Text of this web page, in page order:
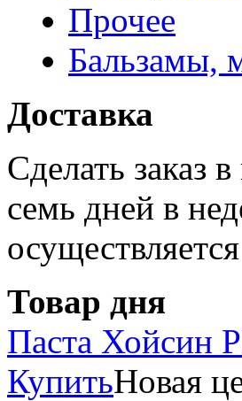
Прочее
Бальзамы,
Доставка
Сделать заказ
семь дней в
Товар дня
Паста Хойсин
КупитьНовая